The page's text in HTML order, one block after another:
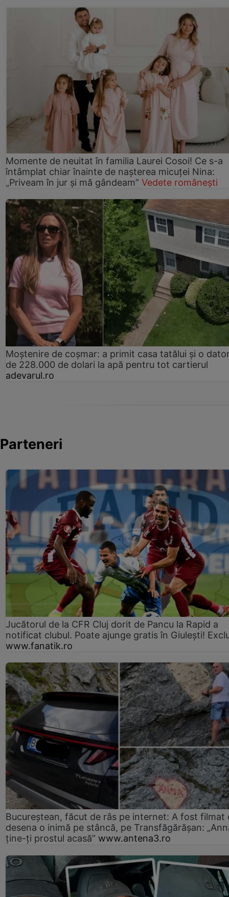
Momente de neuitat în familia Laurei Cosoi! Ce s-a
întâmplat chiar înainte de nașterea micuței Nina:
„Priveam în jur și mă gândeam” Vedete românești
Moștenire de coșmar: a primit casa tatălui și o
de 228.000 de dolari la apă pentru tot cartierul
adevarul.ro
Parteneri
Jucătorul de la CFR Cluj dorit de Pancu la Rapid a
notificat clubul. Poate ajunge gratis în Giulești!
www.fanatik.ro
Bucureștean, făcut de râs pe internet: A fost filmat
desena o inimă pe stâncă, pe Transfăgărășan:
ține-ți prostul acasă” www.antena3.ro